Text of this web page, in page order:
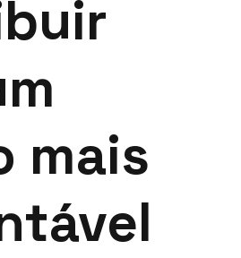
mais